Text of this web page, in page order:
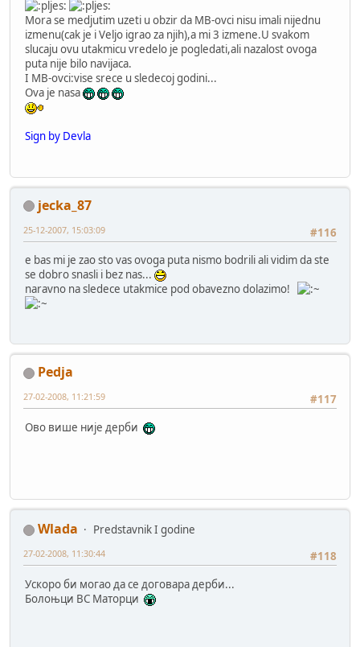
Mora se medjutim uzeti u obzir da MB-ovci nisu imali nijednu
izmenu(cak je i Veljo igrao za njih),a mi 3 izmene.U svakom
slucaju ovu utakmicu vredelo je pogledati,ali nazalost ovoga
puta nije bilo navijaca.
I MB-ovci:vise srece u sledecoj godini...
Ova je nasa
Sign by Devla
jecka_87
#116
25-12-2007, 15:03:09
e bas mi je zao sto vas ovoga puta nismo bodrili ali vidim da ste
se dobro snasli i bez nas...
naravno na sledece utakmice pod obavezno dolazimo!
Pedja
#117
27-02-2008, 11:21:59
Ово више није дерби
Wlada
Predstavnik I godine
#118
27-02-2008, 11:30:44
Ускоро би могао да се договара дерби...
Болоњци ВС Маторци